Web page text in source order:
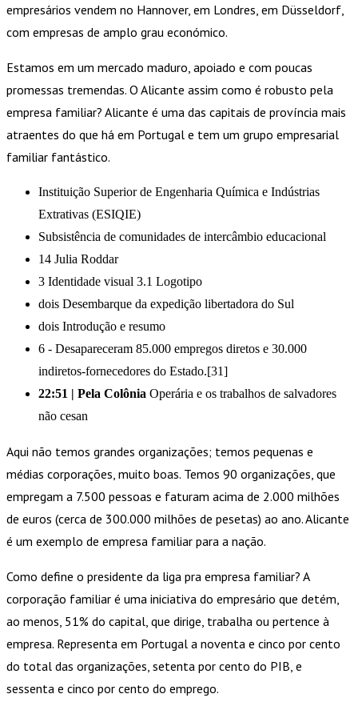
empresários vendem no Hannover, em Londres, em Düsseldorf,
com empresas de amplo grau económico.
Estamos em um mercado maduro, apoiado e com poucas
promessas tremendas. O Alicante assim como é robusto pela
empresa familiar? Alicante é uma das capitais de província mais
atraentes do que há em Portugal e tem um grupo empresarial
familiar fantástico.
Instituição Superior de Engenharia Química e Indústrias
Extrativas (ESIQIE)
Subsistência de comunidades de intercâmbio educacional
14 Julia Roddar
3 Identidade visual 3.1 Logotipo
dois Desembarque da expedição libertadora do Sul
dois Introdução e resumo
6 - Desapareceram 85.000 empregos diretos e 30.000
indiretos-fornecedores do Estado.[31]
22:51 | Pela Colônia Operária e os trabalhos de salvadores
não cesan
Aqui não temos grandes organizações; temos pequenas e
médias corporações, muito boas. Temos 90 organizações, que
empregam a 7.500 pessoas e faturam acima de 2.000 milhões
de euros (cerca de 300.000 milhões de pesetas) ao ano. Alicante
é um exemplo de empresa familiar para a nação.
Como define o presidente da liga pra empresa familiar? A
corporação familiar é uma iniciativa do empresário que detém,
ao menos, 51% do capital, que dirige, trabalha ou pertence à
empresa. Representa em Portugal a noventa e cinco por cento
do total das organizações, setenta por cento do PIB, e
sessenta e cinco por cento do emprego.